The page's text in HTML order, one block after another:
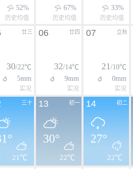
52%
历史均值
67%
历史均值
33%
历史均值
廿三
30/22℃
5mm
实况
廿四
06
32/14℃
9mm
实况
立秋
07
21/10℃
0mm
实况
三十
21℃
初一
13
30°
22℃
初二
14
27°
22℃